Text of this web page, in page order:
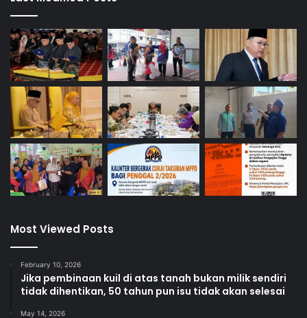
Most Viewed Posts
February 10, 2026
Jika pembinaan kuil di atas tanah bukan milik sendiri
tidak dihentikan, 50 tahun pun isu tidak akan selesai
May 14, 2026